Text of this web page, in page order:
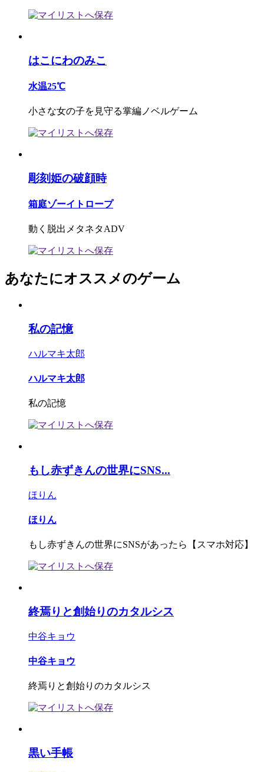
はこにわのみこ
水温25℃
小さな女の子を見守る掌編ノベルゲーム
彫刻姫の破顔時
箱庭ゾーイトロープ
動く脱出メタネタADV
あなたにオススメのゲーム
私の記憶
ハルマキ太郎
ハルマキ太郎
私の記憶
もし赤ずきんの世界にSNS...
ほりん
ほりん
もし赤ずきんの世界にSNSがあったら【スマホ対応】
終焉りと創始りのカタルシス
中谷キョウ
中谷キョウ
終焉りと創始りのカタルシス
黒い手帳